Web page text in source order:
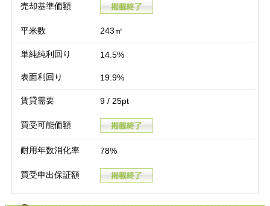
売却基準価額
平米数 243㎡
単純純利回り 14.5%
表面利回り 19.9%
賃貸需要 9 / 25pt
買受可能価額
耐用年数消化率 78%
買受申出保証額